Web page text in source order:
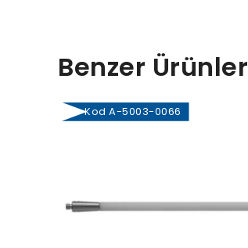
Benzer Ürünler
Kod A-5003-0066